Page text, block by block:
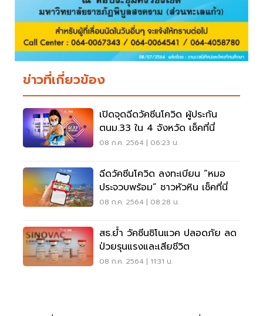
ข่าวที่เกี่ยวข้อง
เปิดจุดฉีดวัคซีนโควิด ผู้ประกัน
ตนม.33 ใน 4 จังหวัด เช็คที่นี่
08 ก.ค. 2564 | 06:23 น.
ฉีดวัคซีนโควิด ลงทะเบียน “หมอ
ประจวบพร้อม” ชาวหัวหิน เช็คที่นี่
08 ก.ค. 2564 | 08:28 น.
สธ.ย้ำ วัคซีนซิโนแวค ปลอดภัย ลด
ป่วยรุนแรงและเสียชีวิต
08 ก.ค. 2564 | 11:31 น.